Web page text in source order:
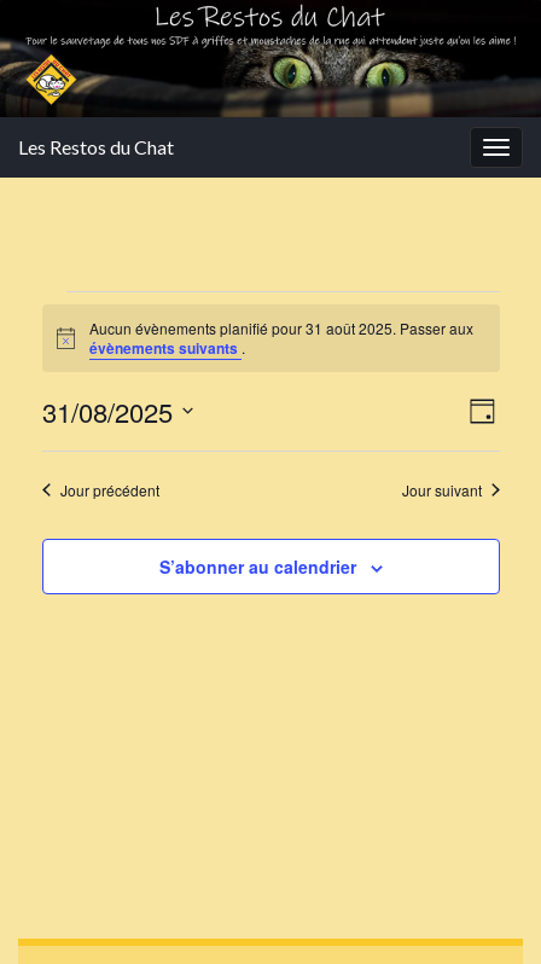
Les Restos du Chat
Évènements for 31 août
Notice
Aucun évènements planifié pour 31 août 2025. Passer aux
évènements suivants .
par
Jour
31/08/2025
date.
Jour précédent Jour suivant
S’abonner au calendrier